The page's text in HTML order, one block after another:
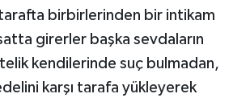
birbirlerinden bir intikam
girerler başka sevdaların
kendilerinde suç bulmadan,
karşı tarafa yükleyerek